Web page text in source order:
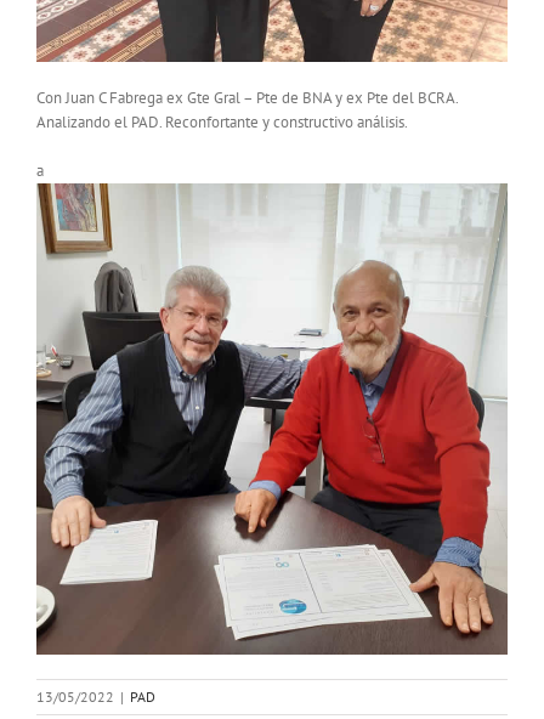
Con Juan C Fabrega ex Gte Gral – Pte de BNA y ex Pte del BCRA.
Analizando el PAD. Reconfortante y constructivo análisis.
a
13/05/2022 | PAD